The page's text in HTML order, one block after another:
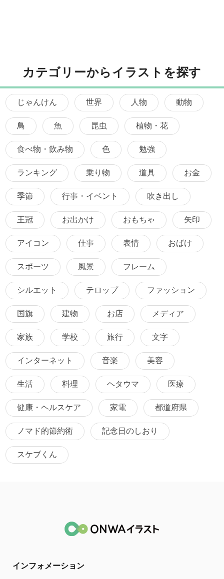
カテゴリーからイラストを探す
じゃんけん 世界 人物 動物
鳥 魚 昆虫 植物・花
食べ物・飲み物 色 勉強
ランキング 乗り物 道具 お金
季節 行事・イベント 吹き出し
王冠 お出かけ おもちゃ 矢印
アイコン 仕事 表情 おばけ
スポーツ 風景 フレーム
シルエット テロップ ファッション
国旗 建物 お店 メディア
家族 学校 旅行 文字
インターネット 音楽 美容
生活 料理 ヘタウマ 医療
健康・ヘルスケア 家電 都道府県
ノマド的節約術 記念日のしおり
スケブくん
インフォメーション